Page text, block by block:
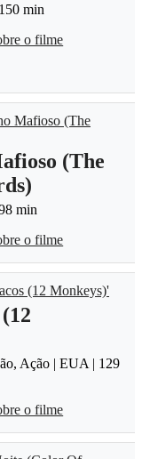
min
o filme
(The
min
o filme
Ação | EUA | 129
o filme